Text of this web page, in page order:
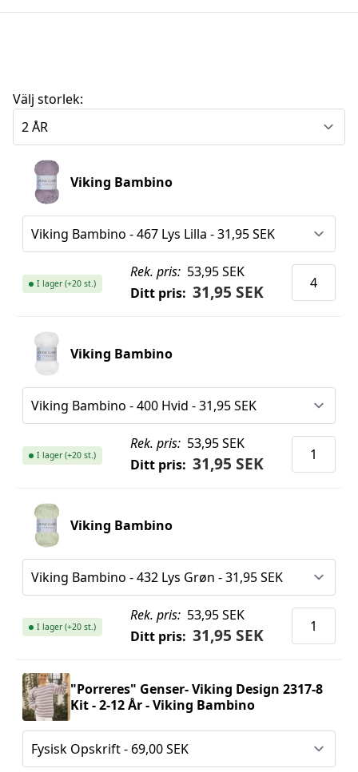
Välj storlek:
Viking Bambino
Rek. pris: 53,95 SEK
Ditt pris: 31,95 SEK
I lager (+20 st.)
Viking Bambino
Rek. pris: 53,95 SEK
Ditt pris: 31,95 SEK
I lager (+20 st.)
Viking Bambino
Rek. pris: 53,95 SEK
Ditt pris: 31,95 SEK
I lager (+20 st.)
"Porreres" Genser- Viking Design 2317-8
Kit - 2-12 År - Viking Bambino